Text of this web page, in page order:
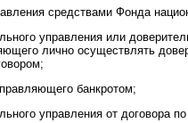
средствами Фонда
управления или
лично осуществлять
банкротом;
управления от договора